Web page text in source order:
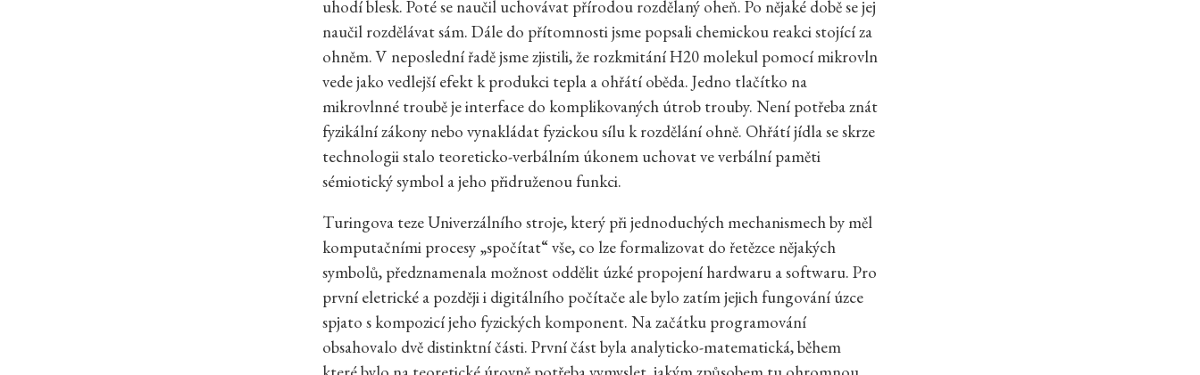
uhodí blesk. Poté se naučil uchovávat přírodou rozdělaný oheň. Po nějaké době se jej
naučil rozdělávat sám. Dále do přítomnosti jsme popsali chemickou reakci stojící za
ohněm. V neposlední řadě jsme zjistili, že rozkmitání H20 molekul pomocí mikrovln
vede jako vedlejší efekt k produkci tepla a ohřátí oběda. Jedno tlačítko na
mikrovlnné troubě je interface do komplikovaných útrob trouby. Není potřeba znát
fyzikální zákony nebo vynakládat fyzickou sílu k rozdělání ohně. Ohřátí jídla se skrze
technologii stalo teoreticko-verbálním úkonem uchovat ve verbální paměti
sémiotický symbol a jeho přidruženou funkci.
Turingova teze Univerzálního stroje, který při jednoduchých mechanismech by měl
komputačními procesy „spočítat“ vše, co lze formalizovat do řetězce nějakých
symbolů, předznamenala možnost oddělit úzké propojení hardwaru a softwaru. Pro
první eletrické a později i digitálního počítače ale bylo zatím jejich fungování úzce
spjato s kompozicí jeho fyzických komponent. Na začátku programování
obsahovalo dvě distinktní části. První část byla analyticko-matematická, během